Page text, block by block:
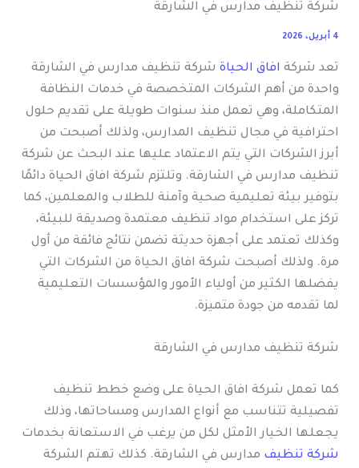
شركة تنظيف مدارس في الشارقة
4 أبريل، 2026
تعد شركة افاق الحياة شركة تنظيف مدارس في الشارقة
واحدة من أهم الشركات المتخصصة في خدمات النظافة
المتكاملة، وهي تعمل منذ سنوات طويلة على تقديم حلول
احترافية في مجال تنظيف المدارس، ولذلك أصبحت من
أبرز الشركات التي يتم الاعتماد عليها عند البحث عن شركة
تنظيف مدارس في الشارقة. وتلتزم شركة افاق الحياة دائمًا
بتوفير بيئة تعليمية صحية وآمنة للطلاب والمعلمين، كما
تركز على استخدام مواد تنظيف معتمدة وصديقة للبيئة،
وكذلك تعتمد على أجهزة حديثة تضمن نتائج فائقة من أول
مرة. ولذلك أصبحت شركة افاق الحياة من الشركات التي
يفضلها الكثير من أولياء الأمور والمؤسسات التعليمية
لما تقدمه من جودة متميزة.
شركة تنظيف مدارس في الشارقة
كما تعمل شركة افاق الحياة على وضع خطط تنظيف
تفصيلية تتناسب مع أنواع المدارس ومساحاتها، وذلك
يجعلها الخيار الأمثل لكل من يرغب في الاستعانة بخدمات
شركة تنظيف مدارس في الشارقة. كذلك تهتم الشركة